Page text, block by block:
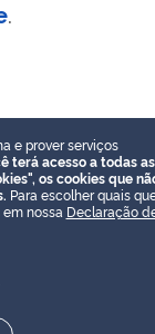
.
e prover serviços
terá acesso a todas as
os cookies que
Para escolher quais
nossa Declaração